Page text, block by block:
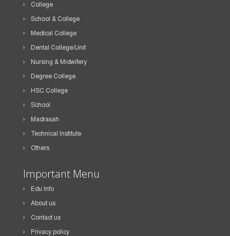
College
School & College
Medical College
Dental College/Unit
Nursing & Midwifery
Degree College
HSC College
School
Madrasah
Technical Institute
Others
Important Menu
Edu Info
About us
Contact us
Privacy policy